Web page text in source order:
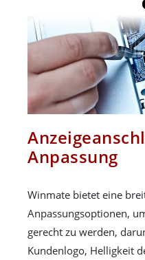
Anpassung
Winmate bietet eine
Anpassungsoptionen,
gerecht zu werden,
Kundenlogo, Helligkeit